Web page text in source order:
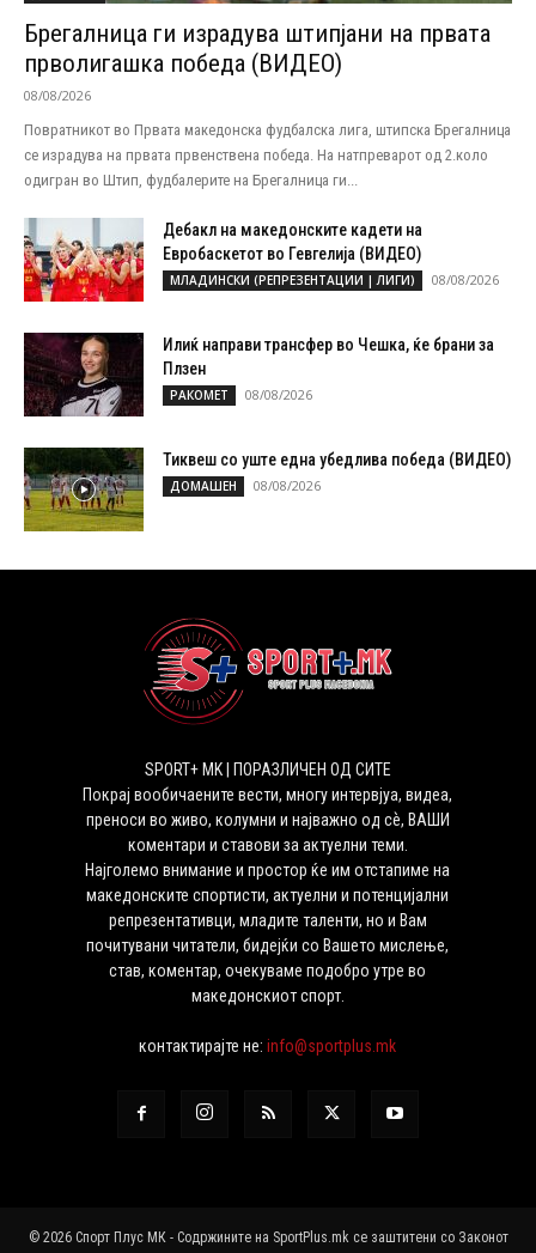
Брегалница ги израдува штипјани на првата
прволигашка победа (ВИДЕО)
08/08/2026
Повратникот во Првата македонска фудбалска лига, штипска Брегалница
се израдува на првата првенствена победа. На натпреварот од 2.коло
одигран во Штип, фудбалерите на Брегалница ги...
Дебакл на македонските кадети на
Евробаскетот во Гевгелија (ВИДЕО)
МЛАДИНСКИ (РЕПРЕЗЕНТАЦИИ | ЛИГИ) 08/08/2026
Илиќ направи трансфер во Чешка, ќе брани за
Плзен
РАКОМЕТ 08/08/2026
Тиквеш со уште една убедлива победа (ВИДЕО)
ДОМАШЕН 08/08/2026
SPORT+ MK | ПОРАЗЛИЧЕН ОД СИТЕ
Покрај вообичаените вести, многу интервјуа, видеа,
преноси во живо, колумни и најважно од сѐ, ВАШИ
коментари и ставови за актуелни теми.
Најголемо внимание и простор ќе им отстапиме на
македонските спортисти, актуелни и потенцијални
репрезентативци, младите таленти, но и Вам
почитувани читатели, бидејќи со Вашето мислење,
став, коментар, очекуваме подобро утре во
македонскиот спорт.
контактирајте не:info@sportplus.mk
© 2026 Спорт Плус МК - Содржините на SportPlus.mk се заштитени со Законот